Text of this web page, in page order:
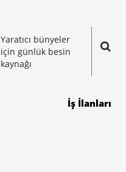
Yaratıcı bünyeler
için günlük besin
kaynağı
İş İlanları